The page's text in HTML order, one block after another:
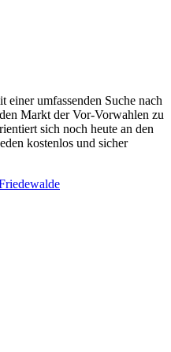
einer umfassenden Suche nach
Markt der Vor-Vorwahlen zu
sich noch heute an den
kostenlos und sicher